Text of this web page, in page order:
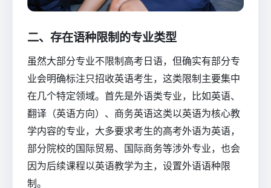
二、存在语种限制的专业类型
虽然大部分专业不限制高考日语，但确实有部分专
业会明确标注只招收英语考生，这类限制主要集中
在几个特定领域。首先是外语类专业，比如英语、
翻译（英语方向）、商务英语这类以英语为核心教
学内容的专业，大多要求考生的高考外语为英语，
部分院校的国际贸易、国际商务等涉外专业，也会
因为后续课程以英语教学为主，设置外语语种限
制。